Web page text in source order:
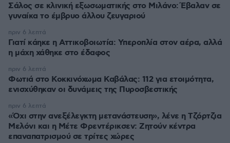
Σάλος σε κλινική εξωσωματικής στο Μιλάνο: Έβαλαν σε
γυναίκα το έμβρυο άλλου ζευγαριού
Γιατί κάηκε η Αττικοβοιωτία: Υπεροπλία στον αέρα, αλλά
η μάχη χάθηκε στο έδαφος
πριν 6 λεπτά
Φωτιά στο Κοκκινόχωμα Καβάλας: 112 για ετοιμότητα,
ενισχύθηκαν οι δυνάμεις της Πυροσβεστικής
πριν 6 λεπτά
«Όχι στην ανεξέλεγκτη μετανάστευση», λένε η Τζόρτζια
Μελόνι και η Μέτε Φρεντέρικσεν: Ζητούν κέντρα
επαναπατρισμού σε τρίτες χώρες
πριν 6 λεπτά